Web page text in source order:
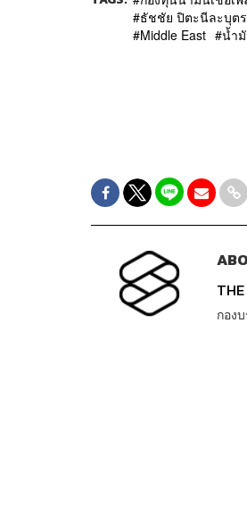
ธัชชัย ปิตะนีละบุตร
Middle East
น้ำมั
กอง